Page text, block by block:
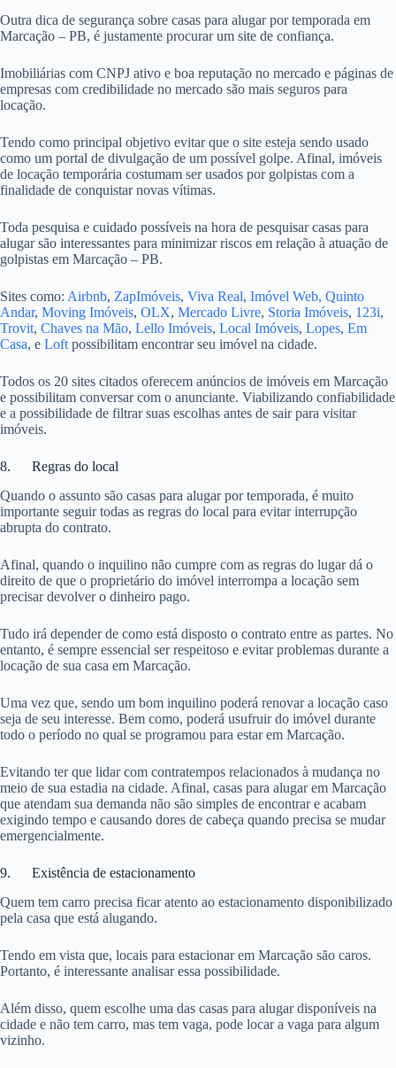
Outra dica de segurança sobre casas para alugar por temporada em
Marcação – PB, é justamente procurar um site de confiança.
Imobiliárias com CNPJ ativo e boa reputação no mercado e páginas de
empresas com credibilidade no mercado são mais seguros para
locação.
Tendo como principal objetivo evitar que o site esteja sendo usado
como um portal de divulgação de um possível golpe. Afinal, imóveis
de locação temporária costumam ser usados por golpistas com a
finalidade de conquistar novas vítimas.
Toda pesquisa e cuidado possíveis na hora de pesquisar casas para
alugar são interessantes para minimizar riscos em relação à atuação de
golpistas em Marcação – PB.
Sites como: Airbnb, ZapImóveis, Viva Real, Imóvel Web, Quinto
Andar, Moving Imóveis, OLX, Mercado Livre, Storia Imóveis, 123i,
Trovit, Chaves na Mão, Lello Imóveis, Local Imóveis, Lopes, Em
Casa, e Loft possibilitam encontrar seu imóvel na cidade.
Todos os 20 sites citados oferecem anúncios de imóveis em Marcação
e possibilitam conversar com o anunciante. Viabilizando confiabilidade
e a possibilidade de filtrar suas escolhas antes de sair para visitar
imóveis.
8. Regras do local
Quando o assunto são casas para alugar por temporada, é muito
importante seguir todas as regras do local para evitar interrupção
abrupta do contrato.
Afinal, quando o inquilino não cumpre com as regras do lugar dá o
direito de que o proprietário do imóvel interrompa a locação sem
precisar devolver o dinheiro pago.
Tudo irá depender de como está disposto o contrato entre as partes. No
entanto, é sempre essencial ser respeitoso e evitar problemas durante a
locação de sua casa em Marcação.
Uma vez que, sendo um bom inquilino poderá renovar a locação caso
seja de seu interesse. Bem como, poderá usufruir do imóvel durante
todo o período no qual se programou para estar em Marcação.
Evitando ter que lidar com contratempos relacionados à mudança no
meio de sua estadia na cidade. Afinal, casas para alugar em Marcação
que atendam sua demanda não são simples de encontrar e acabam
exigindo tempo e causando dores de cabeça quando precisa se mudar
emergencialmente.
9. Existência de estacionamento
Quem tem carro precisa ficar atento ao estacionamento disponibilizado
pela casa que está alugando.
Tendo em vista que, locais para estacionar em Marcação são caros.
Portanto, é interessante analisar essa possibilidade.
Além disso, quem escolhe uma das casas para alugar disponíveis na
cidade e não tem carro, mas tem vaga, pode locar a vaga para algum
vizinho.